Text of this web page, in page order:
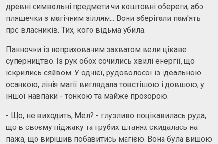
древні символьні предмети чи коштовні обереги, або
пляшечки з магічним зіллям... Вони зберігали пам'ять
про власників. Тих, кого відьма убила.
Панночки із неприхованим захватом вели цікаве
суперництво. Із рук обох сочились хвилі енергії, що
іскрились сяйвом. У однієї, рудоволосої із ідеальною
осанкою, лінія магії виглядала товстішою і довшою, у
іншої навпаки - тонкою та майже прозорою.
- Що, не виходить, Мел? - глузливо поцікавилась руда,
що в своєму піджаку та грубих штанях скидалась на
пажа, що вирішив побавитись магією. Вона була вищою